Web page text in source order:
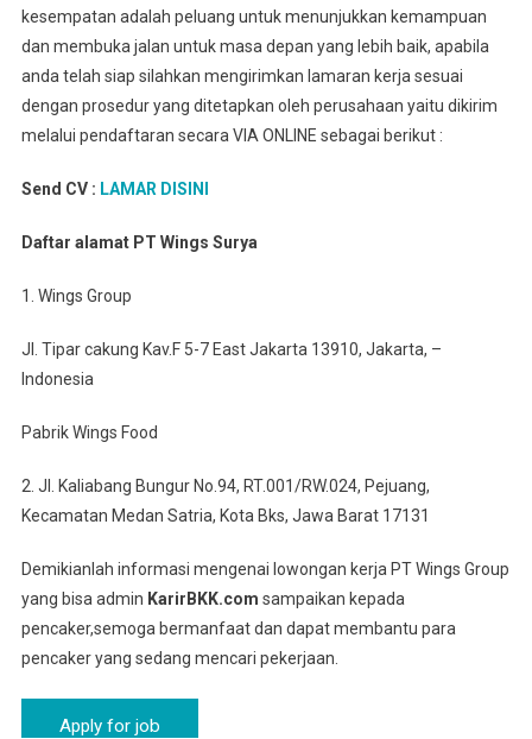
kesempatan adalah peluang untuk menunjukkan kemampuan
dan membuka jalan untuk masa depan yang lebih baik, apabila
anda telah siap silahkan mengirimkan lamaran kerja sesuai
dengan prosedur yang ditetapkan oleh perusahaan yaitu dikirim
melalui pendaftaran secara VIA ONLINE sebagai berikut :
Send CV : LAMAR DISINI
Daftar alamat PT Wings Surya
1. Wings Group
Jl. Tipar cakung Kav.F 5-7 East Jakarta 13910, Jakarta, –
Indonesia
Pabrik Wings Food
2. Jl. Kaliabang Bungur No.94, RT.001/RW.024, Pejuang,
Kecamatan Medan Satria, Kota Bks, Jawa Barat 17131
Demikianlah informasi mengenai lowongan kerja PT Wings Group
yang bisa admin KarirBKK.com sampaikan kepada
pencaker,semoga bermanfaat dan dapat membantu para
pencaker yang sedang mencari pekerjaan.